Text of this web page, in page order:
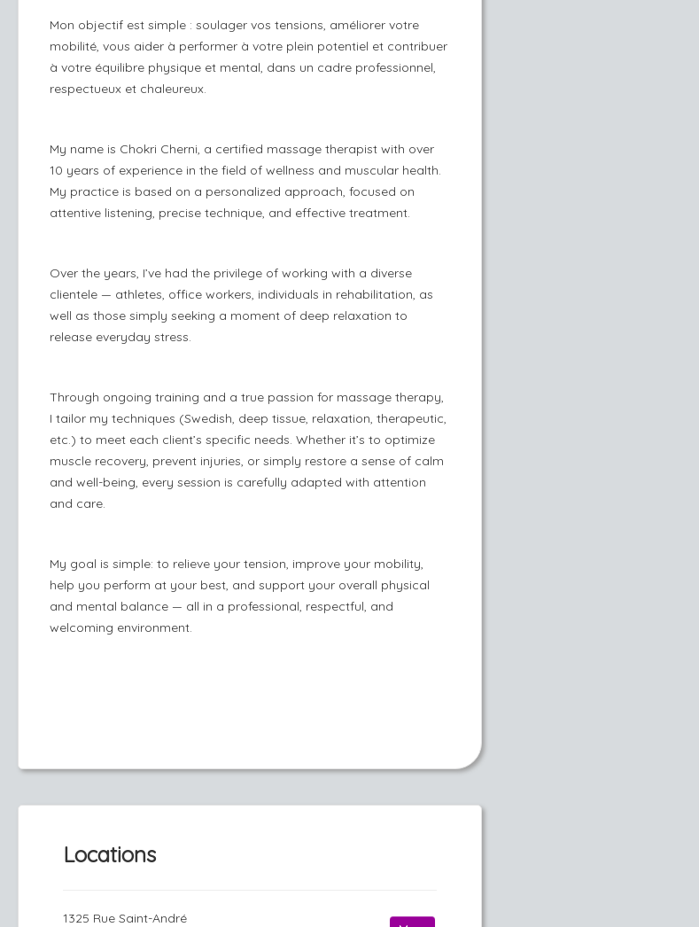
Mon objectif est simple : soulager vos tensions, améliorer votre
mobilité, vous aider à performer à votre plein potentiel et contribuer
à votre équilibre physique et mental, dans un cadre professionnel,
respectueux et chaleureux.
My name is Chokri Cherni, a certified massage therapist with over
10 years of experience in the field of wellness and muscular health.
My practice is based on a personalized approach, focused on
attentive listening, precise technique, and effective treatment.
Over the years, I’ve had the privilege of working with a diverse
clientele — athletes, office workers, individuals in rehabilitation, as
well as those simply seeking a moment of deep relaxation to
release everyday stress.
Through ongoing training and a true passion for massage therapy,
I tailor my techniques (Swedish, deep tissue, relaxation, therapeutic,
etc.) to meet each client’s specific needs. Whether it’s to optimize
muscle recovery, prevent injuries, or simply restore a sense of calm
and well-being, every session is carefully adapted with attention
and care.
My goal is simple: to relieve your tension, improve your mobility,
help you perform at your best, and support your overall physical
and mental balance — all in a professional, respectful, and
welcoming environment.
Locations
1325 Rue Saint-André